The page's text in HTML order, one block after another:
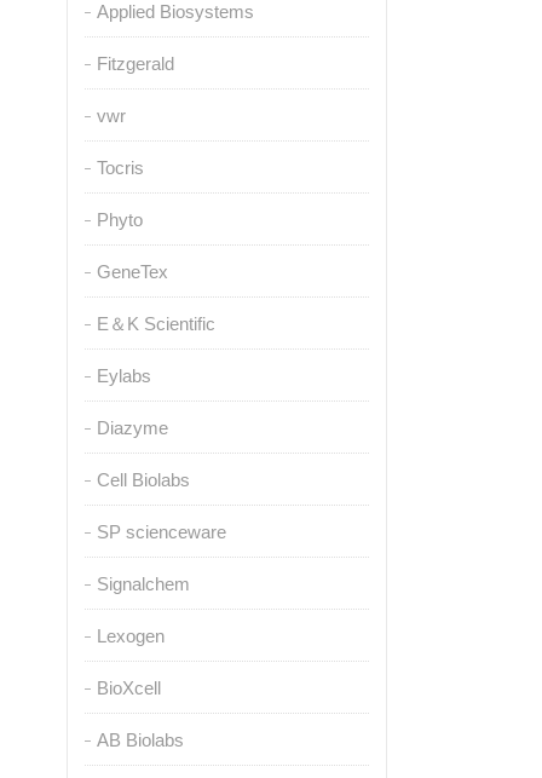
Applied Biosystems
Fitzgerald
vwr
Tocris
Phyto
GeneTex
E＆K Scientific
Eylabs
Diazyme
Cell Biolabs
SP scienceware
Signalchem
Lexogen
BioXcell
AB Biolabs